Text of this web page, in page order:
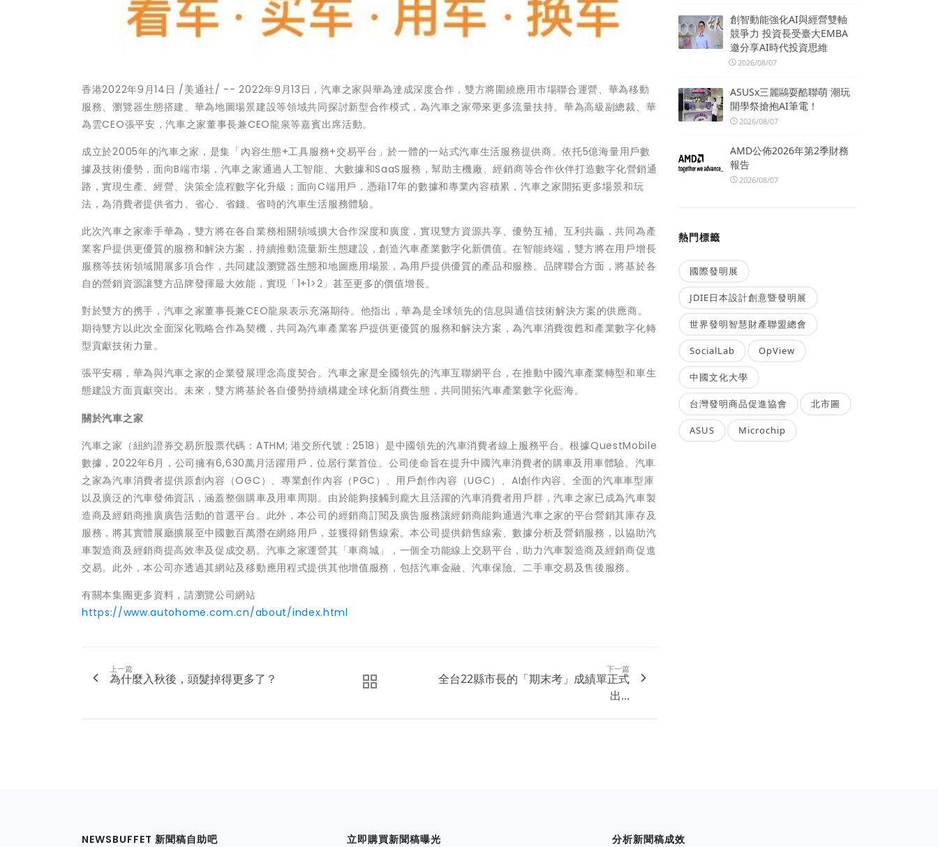
香港2022年9月14日 /美通社/ -- 2022年9月13日，汽車之家與華為達成深度合作，雙方將圍繞應用市場聯合運營、華為移動
服務、瀏覽器生態搭建、華為地圖場景建設等領域共同探討新型合作模式，為汽車之家帶來更多流量扶持。華為高級副總裁、華
為雲CEO張平安，汽車之家董事長兼CEO龍泉等嘉賓出席活動。
成立於2005年的汽車之家，是集「內容生態+工具服務+交易平台」於一體的一站式汽車生活服務提供商。依托5億海量用戶數
據及技術優勢，面向B端市場，汽車之家通過人工智能、大數據和SaaS服務，幫助主機廠、經銷商等合作伙伴打造數字化營銷通
路，實現生產、經營、決策全流程數字化升級；面向C端用戶，憑藉17年的數據和專業內容積累，汽車之家開拓更多場景和玩
法，為消費者提供省力、省心、省錢、省時的汽車生活服務體驗。
此次汽車之家牽手華為，雙方將在各自業務相關領域擴大合作深度和廣度，實現雙方資源共享、優勢互補、互利共贏，共同為產
業客戶提供更優質的服務和解決方案，持續推動流量新生態建設，創造汽車產業數字化新價值。在智能終端，雙方將在用戶增長
服務等技術領域開展多項合作，共同建設瀏覽器生態和地圖應用場景，為用戶提供優質的產品和服務。品牌聯合方面，將基於各
自的營銷資源讓雙方品牌發揮最大效能，實現「1+1>2」甚至更多的價值增長。
對於雙方的携手，汽車之家董事長兼CEO龍泉表示充滿期待。他指出，華為是全球領先的信息與通信技術解決方案的供應商。
期待雙方以此次全面深化戰略合作為契機，共同為汽車產業客戶提供更優質的服務和解決方案，為汽車消費復甦和產業數字化轉
型貢獻技術力量。
張平安稱，華為與汽車之家的企業發展理念高度契合。汽車之家是全國領先的汽車互聯網平台，在推動中國汽車產業轉型和車生
態建設方面貢獻突出。未來，雙方將基於各自優勢持續構建全球化新消費生態，共同開拓汽車產業數字化藍海。
關於汽車之家
汽車之家（紐約證券交易所股票代碼：ATHM; 港交所代號：2518）是中國領先的汽車消費者線上服務平台。根據QuestMobile
數據，2022年6月，公司擁有6,630萬月活躍用戶，位居行業首位。公司使命旨在提升中國汽車消費者的購車及用車體驗。汽車
之家為汽車消費者提供原創內容（OGC）、專業創作內容（PGC）、用戶創作內容（UGC）、AI創作內容、全面的汽車車型庫
以及廣泛的汽車發佈資訊，涵蓋整個購車及用車周期。由於能夠接觸到龐大且活躍的汽車消費者用戶群，汽車之家已成為汽車製
造商及經銷商推廣廣告活動的首選平台。此外，本公司的經銷商訂閱及廣告服務讓經銷商能夠通過汽車之家的平台營銷其庫存及
服務，將其實體展廳擴展至中國數百萬潛在網絡用戶，並獲得銷售線索。本公司提供銷售線索、數據分析及營銷服務，以協助汽
車製造商及經銷商提高效率及促成交易。汽車之家運營其「車商城」，一個全功能線上交易平台，助力汽車製造商及經銷商促進
交易。此外，本公司亦透過其網站及移動應用程式提供其他增值服務，包括汽車金融、汽車保險、二手車交易及售後服務。
有關本集團更多資料，請瀏覽公司網站
https://www.autohome.com.cn/about/index.html
上一篇
為什麼入秋後，頭髮掉得更多了？
下一篇
全台22縣市長的「期末考」成績單正式
出...
創智動能強化AI與經營雙軸
競爭力 投資長受臺大EMBA
邀分享AI時代投資思維
2026/08/07
ASUSx三麗鷗耍酷聯萌 潮玩
開學祭搶抱AI筆電！
2026/08/07
AMD公佈2026年第2季財務
報告
2026/08/07
熱門標籤
國際發明展
JDIE日本設計創意暨發明展
世界發明智慧財產聯盟總會
SocialLab OpView
中國文化大學
台灣發明商品促進協會 北市圖
ASUS Microchip
NEWSBUFFET 新聞稿自助吧 立即購買新聞稿曝光 分析新聞稿成效